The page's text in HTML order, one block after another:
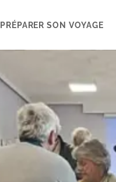
PRÉPARER SON VOYAGE